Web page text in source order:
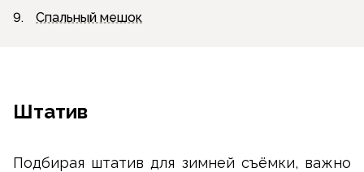
9.
Спальный мешок
Штатив
Подбирая штатив для зимней съёмки, важно